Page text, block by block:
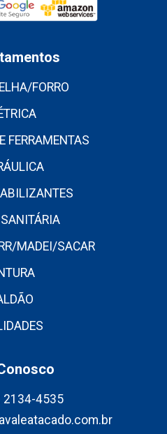
FORRO
FERRAMENTAS
MADEI/SACAR
2134-4535